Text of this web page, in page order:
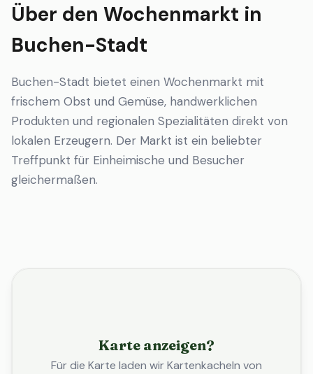
Über den Wochenmarkt in
Buchen-Stadt
Buchen-Stadt bietet einen Wochenmarkt mit
frischem Obst und Gemüse, handwerklichen
Produkten und regionalen Spezialitäten direkt von
lokalen Erzeugern. Der Markt ist ein beliebter
Treffpunkt für Einheimische und Besucher
gleichermaßen.
Karte anzeigen?
Für die Karte laden wir Kartenkacheln von